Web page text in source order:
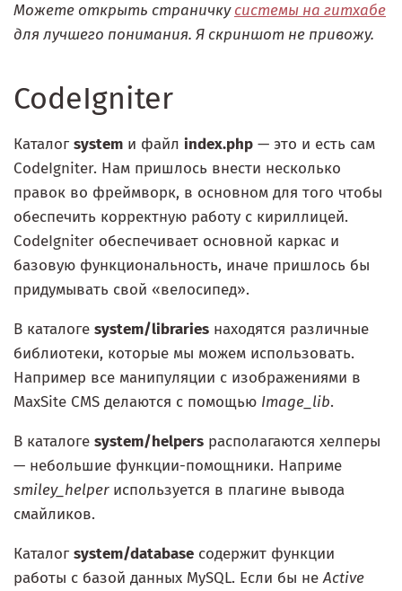
Можете открыть страничкусистемы на гитхабе
для лучшего понимания. Я скриншот не привожу.
CodeIgniter
Каталогsystem и файл index.php — это и есть сам
CodeIgniter. Нам пришлось внести несколько
правок во фреймворк, в основном для того чтобы
обеспечить корректную работу с кириллицей.
CodeIgniter обеспечивает основной каркас и
базовую функциональность, иначе пришлось бы
придумывать свой «велосипед».
В каталоге system/libraries находятся различные
библиотеки, которые мы можем использовать.
Например все манипуляции с изображениями в
MaxSite CMS делаются с помощью Image_lib.
В каталоге system/helpers располагаются хелперы
— небольшие функции-помощники. Наприме
smiley_helperиспользуется в плагине вывода
смайликов.
Каталогsystem/database содержит функции
работы с базой данных MySQL. Если бы неActive